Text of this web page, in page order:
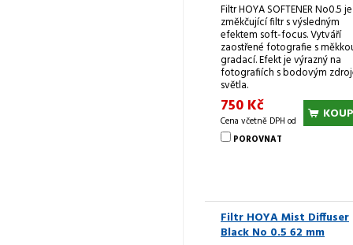
Filtr HOYA SOFTENER No0.5 je
změkčující filtr s výsledným
efektem soft-focus. Vytváří
zaostřené fotografie s
gradací. Efekt je výrazný na
fotografiích s bodovým
světla.
750 Kč
Cena včetně DPH od
POROVNAT
Filtr HOYA Mist Diffuser
Black No 0.5 62 mm